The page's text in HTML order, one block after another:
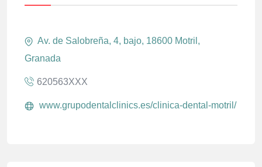
Av. de Salobreña, 4, bajo, 18600 Motril,
Granada
620563XXX
www.grupodentalclinics.es/clinica-dental-motril/